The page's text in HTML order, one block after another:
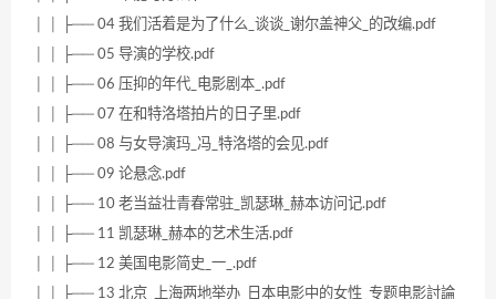
│ │ ├── 04 我们活着是为了什么_谈谈_谢尔盖神父_的改编.pdf
│ │ ├── 05 导演的学校.pdf
│ │ ├── 06 压抑的年代_电影剧本_.pdf
│ │ ├── 07 在和特洛塔拍片的日子里.pdf
│ │ ├── 08 与女导演玛_冯_特洛塔的会见.pdf
│ │ ├── 09 论悬念.pdf
│ │ ├── 10 老当益壮青春常驻_凯瑟琳_赫本访问记.pdf
│ │ ├── 11 凯瑟琳_赫本的艺术生活.pdf
│ │ ├── 12 美国电影简史_一_.pdf
│ │ ├── 13 北京_上海两地举办_日本电影中的女性_专题电影討論